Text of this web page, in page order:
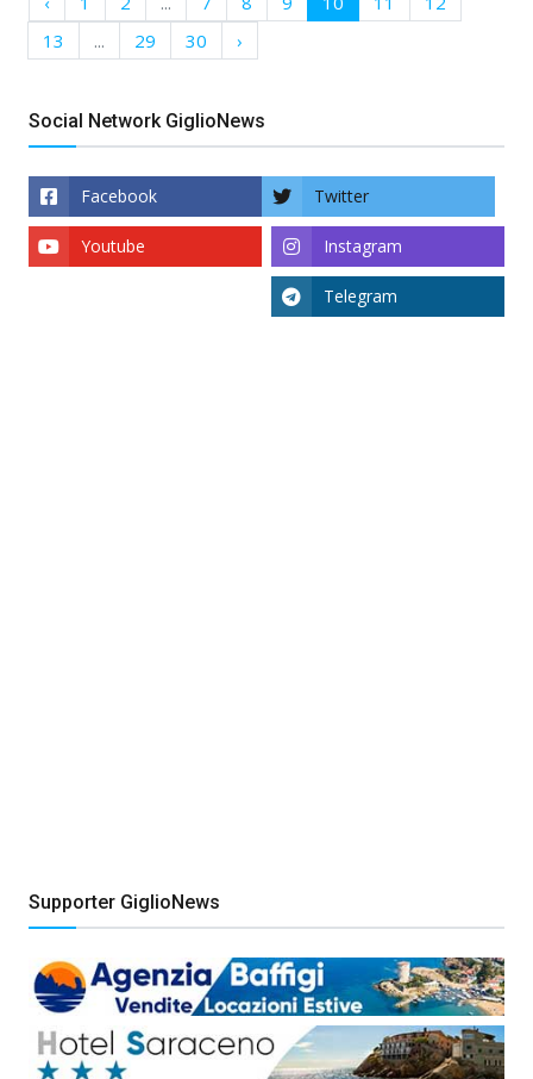
13
... 29 30 ›
Social Network GiglioNews
Facebook Twitter
Instagram
Youtube
Telegram
Supporter GiglioNews